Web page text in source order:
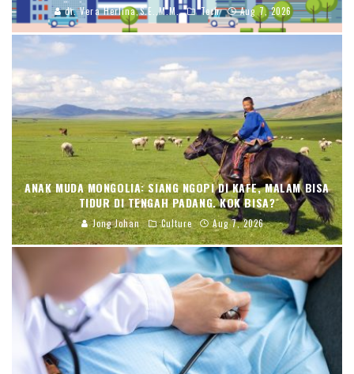
dr. Vera Herlina,S.E.,M.M. Tech Aug 7, 2026
ANAK MUDA MONGOLIA: SIANG NGOPI DI KAFE, MALAM BISA
TIDUR DI TENGAH PADANG. KOK BISA?
Jong Johan Culture Aug 7, 2026